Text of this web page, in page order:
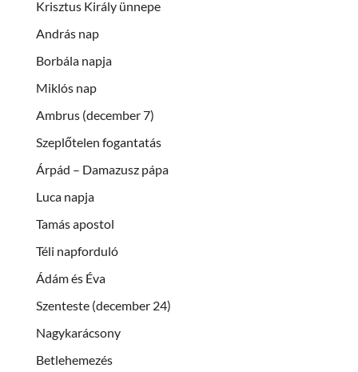
Krisztus Király ünnepe
András nap
Borbála napja
Miklós nap
Ambrus (december 7)
Szeplőtelen fogantatás
Árpád – Damazusz pápa
Luca napja
Tamás apostol
Téli napforduló
Ádám és Éva
Szenteste (december 24)
Nagykarácsony
Betlehemezés